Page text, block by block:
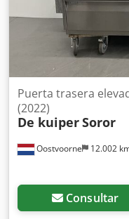
Oostvoorne 12.002
Puerta trasera
(2022)
De kuiperSoror
Consultar